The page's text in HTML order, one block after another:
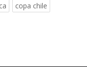
copa chile